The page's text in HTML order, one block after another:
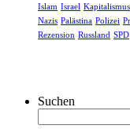
Islam Israel Kapitalismus
Nazis Palästina Polizei
Rezension Russland SPD
Suchen